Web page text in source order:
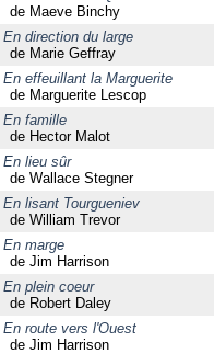
de Maeve Binchy
En direction du large
de Marie Geffray
En effeuillant la Marguerite
de Marguerite Lescop
En famille
de Hector Malot
En lieu sûr
de Wallace Stegner
En lisant Tourgueniev
de William Trevor
En marge
de Jim Harrison
En plein coeur
de Robert Daley
En route vers l'Ouest
de Jim Harrison